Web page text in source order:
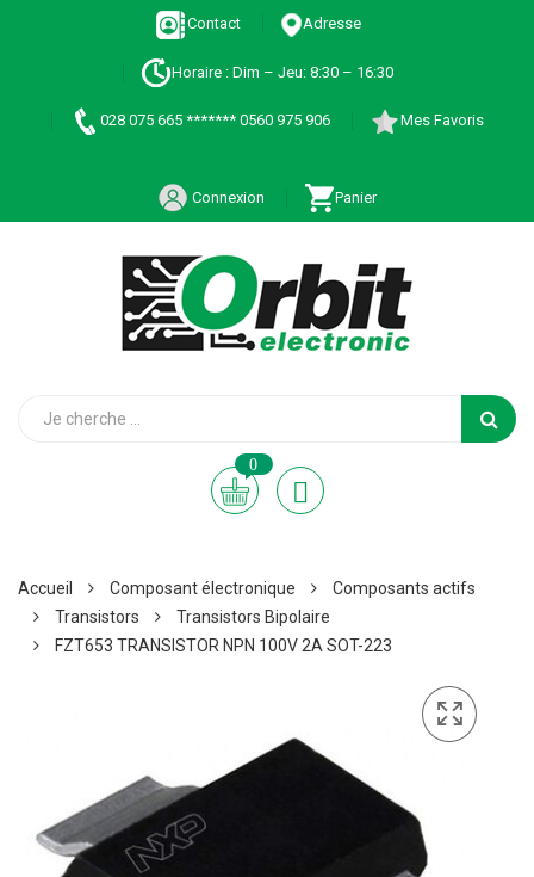
Contact Adresse
Horaire : Dim – Jeu: 8:30 – 16:30
028 075 665 ******* 0560 975 906 Mes Favoris
Connexion Panier
0
Accueil Composant électronique
Composants actifs
Transistors
Transistors Bipolaire
FZT653 TRANSISTOR NPN 100V 2A SOT-223